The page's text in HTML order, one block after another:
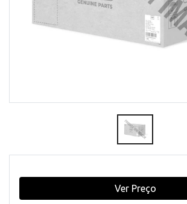
Ver Preço